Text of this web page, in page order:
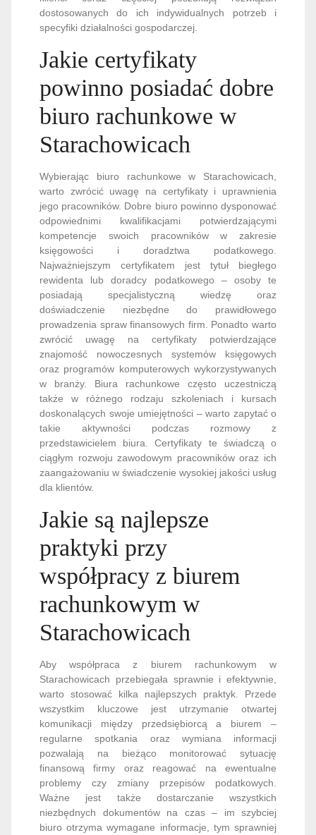
dostosowanych do ich indywidualnych potrzeb i
specyfiki działalności gospodarczej.
Jakie certyfikaty
powinno posiadać dobre
biuro rachunkowe w
Starachowicach
Wybierając biuro rachunkowe w Starachowicach,
warto zwrócić uwagę na certyfikaty i uprawnienia
jego pracowników. Dobre biuro powinno dysponować
odpowiednimi kwalifikacjami potwierdzającymi
kompetencje swoich pracowników w zakresie
księgowości i doradztwa podatkowego.
Najważniejszym certyfikatem jest tytuł biegłego
rewidenta lub doradcy podatkowego – osoby te
posiadają specjalistyczną wiedzę oraz
doświadczenie niezbędne do prawidłowego
prowadzenia spraw finansowych firm. Ponadto warto
zwrócić uwagę na certyfikaty potwierdzające
znajomość nowoczesnych systemów księgowych
oraz programów komputerowych wykorzystywanych
w branży. Biura rachunkowe często uczestniczą
także w różnego rodzaju szkoleniach i kursach
doskonalących swoje umiejętności – warto zapytać o
takie aktywności podczas rozmowy z
przedstawicielem biura. Certyfikaty te świadczą o
ciągłym rozwoju zawodowym pracowników oraz ich
zaangażowaniu w świadczenie wysokiej jakości usług
dla klientów.
Jakie są najlepsze
praktyki przy
współpracy z biurem
rachunkowym w
Starachowicach
Aby współpraca z biurem rachunkowym w
Starachowicach przebiegała sprawnie i efektywnie,
warto stosować kilka najlepszych praktyk. Przede
wszystkim kluczowe jest utrzymanie otwartej
komunikacji między przedsiębiorcą a biurem –
regularne spotkania oraz wymiana informacji
pozwalają na bieżąco monitorować sytuację
finansową firmy oraz reagować na ewentualne
problemy czy zmiany przepisów podatkowych.
Ważne jest także dostarczanie wszystkich
niezbędnych dokumentów na czas – im szybciej
biuro otrzyma wymagane informacje, tym sprawniej